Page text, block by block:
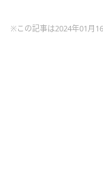
※この記事は2024年01月